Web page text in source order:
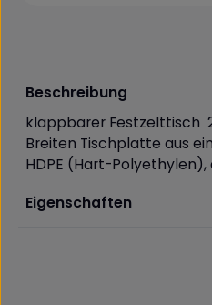
Beschreibung
klappbarer Festzelttisch
Breiten Tischplatte aus
HDPE (Hart-Polyethylen),
Eigenschaften